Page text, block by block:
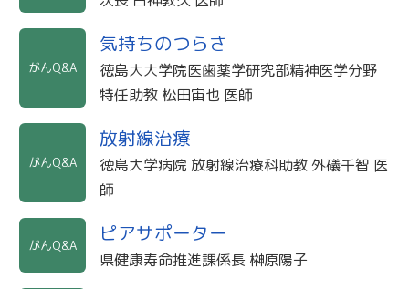
がんQ&A
気持ちのつらさ
徳島大大学院医歯薬学研究部精神医学分野
特任助教 松田宙也 医師
がんQ&A
放射線治療
徳島大学病院 放射線治療科助教 外礒千智 医
師
がんQ&A ピアサポーター
県健康寿命推進課係長 榊原陽子